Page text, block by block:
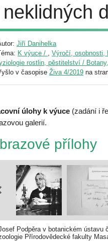
Jiří Danihelka
K výuce / , Výročí, osobnosti,
rostlin, pěstitelství /
v časopise Živa 4/2019 na
úlohy k výuce (zadání i
galerií.
přílohy
Podpěra v botanickém ústavu
Přírodovědecké fakulty